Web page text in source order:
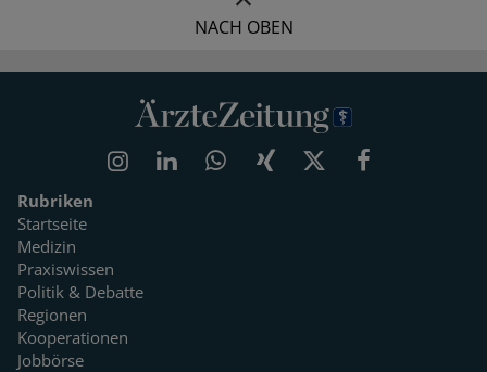
NACH OBEN
Rubriken
Startseite
Medizin
Praxiswissen
Politik & Debatte
Regionen
Kooperationen
Jobbörse